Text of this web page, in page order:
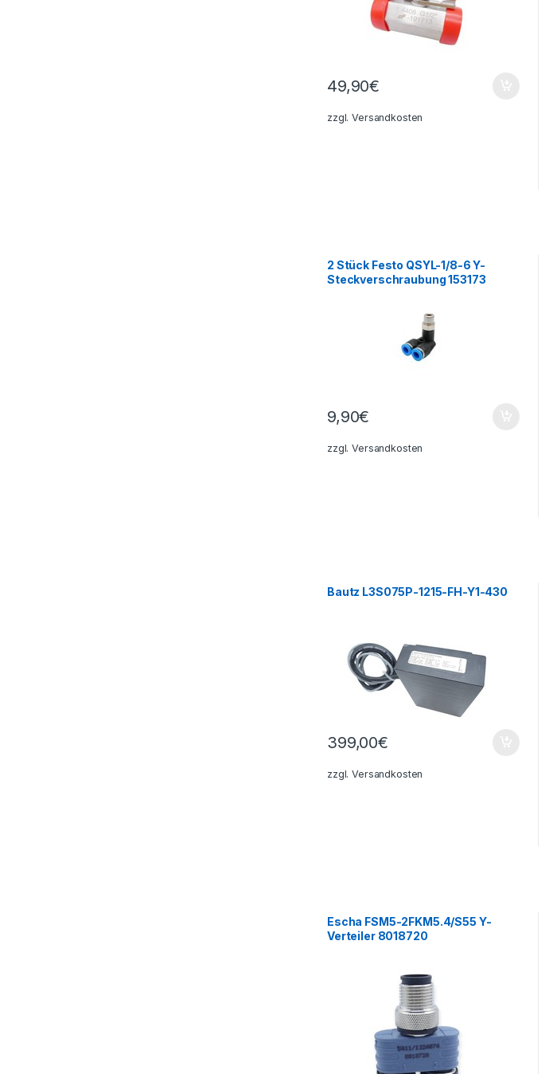
49,90€
zzgl.Versandkosten
2 Stück Festo QSYL-1/8-6 Y-
Steckverschraubung 153173
9,90€
zzgl.Versandkosten
Bautz L3S075P-1215-FH-Y1-430
399,00€
zzgl.Versandkosten
Escha FSM5-2FKM5.4/S55 Y-
Verteiler 8018720